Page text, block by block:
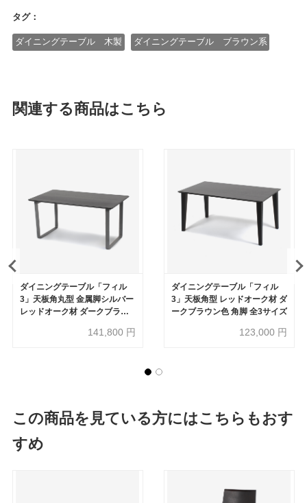
タグ：
ダイニングテーブル 木製 ダイニングテーブル ブラウン系
関連する商品はこちら
ダイニングテーブル「フィル
3」天板角丸型 金属脚シルバー
レッドオーク材 ダークブラウ
141,800 円
ダイニングテーブル「フィル
3」天板角型 レッドオーク材 ダ
ークブラウン色 角脚 全3サイズ
123,000 円
この商品を見ている方にはこちらもおす
すめ